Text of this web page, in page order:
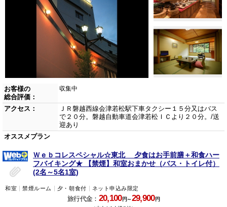
お客様の
総合評価：
収集中
アクセス：
ＪＲ磐越西線会津若松駅下車タクシー１５分又はバス
で２０分。磐越自動車道会津若松ＩＣより２０分。/送
迎あり
オススメプラン
Ｗｅｂコレスペシャル☆東北 夕食はお手前膳＋和食ハー
フバイキング★ 【禁煙】和室おまかせ（バス・トイレ付）
(2名～5名1室)
和室 禁煙ルーム 夕・朝食付 ネット申込み限定
旅行代金： 20,100円～29,900円